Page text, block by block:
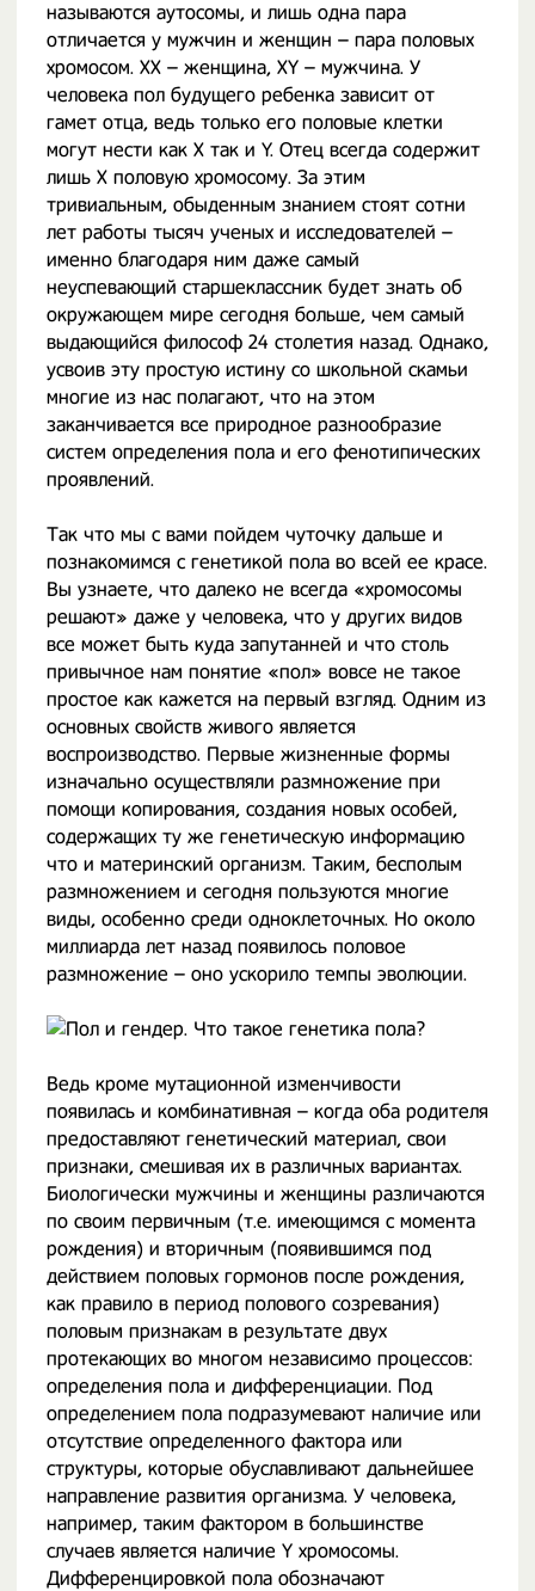
называются аутосомы, и лишь одна пара
отличается у мужчин и женщин – пара половых
хромосом. XX – женщина, XY – мужчина. У
человека пол будущего ребенка зависит от
гамет отца, ведь только его половые клетки
могут нести как X так и Y. Отец всегда содержит
лишь X половую хромосому. За этим
тривиальным, обыденным знанием стоят сотни
лет работы тысяч ученых и исследователей –
именно благодаря ним даже самый
неуспевающий старшеклассник будет знать об
окружающем мире сегодня больше, чем самый
выдающийся философ 24 столетия назад. Однако,
усвоив эту простую истину со школьной скамьи
многие из нас полагают, что на этом
заканчивается все природное разнообразие
систем определения пола и его фенотипических
проявлений.
Так что мы с вами пойдем чуточку дальше и
познакомимся с генетикой пола во всей ее красе.
Вы узнаете, что далеко не всегда «хромосомы
решают» даже у человека, что у других видов
все может быть куда запутанней и что столь
привычное нам понятие «пол» вовсе не такое
простое как кажется на первый взгляд. Одним из
основных свойств живого является
воспроизводство. Первые жизненные формы
изначально осуществляли размножение при
помощи копирования, создания новых особей,
содержащих ту же генетическую информацию
что и материнский организм. Таким, бесполым
размножением и сегодня пользуются многие
виды, особенно среди одноклеточных. Но около
миллиарда лет назад появилось половое
размножение – оно ускорило темпы эволюции.
Ведь кроме мутационной изменчивости
появилась и комбинативная – когда оба родителя
предоставляют генетический материал, свои
признаки, смешивая их в различных вариантах.
Биологически мужчины и женщины различаются
по своим первичным (т.е. имеющимся с момента
рождения) и вторичным (появившимся под
действием половых гормонов после рождения,
как правило в период полового созревания)
половым признакам в результате двух
протекающих во многом независимо процессов:
определения пола и дифференциации. Под
определением пола подразумевают наличие или
отсутствие определенного фактора или
структуры, которые обуславливают дальнейшее
направление развития организма. У человека,
например, таким фактором в большинстве
случаев является наличие Y хромосомы.
Дифференцировкой пола обозначают